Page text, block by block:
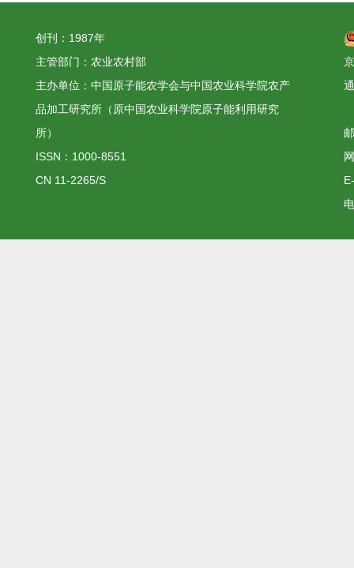
创刊：1987年
主管部门：农业农村部
主办单位：中国原子能农学会与中国农业科学院农产
品加工研究所（原中国农业科学院原子能利用研究
所）
ISSN：1000-8551
CN 11-2265/S